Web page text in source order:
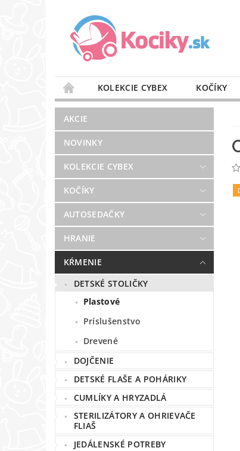
KOLEKCIE CYBEX KOČÍKY
STAROSTLIVOSŤ O VZDUCH
BLOG
PREDAJŇA KONTAKT
AKCIE
NOVINKY
KOLEKCIE CYBEX
KOČÍKY
AUTOSEDAČKY
HRANIE
KŔMENIE
DETSKÉ STOLIČKY
Plastové
Príslušenstvo
Drevené
DOJČENIE
DETSKÉ FLAŠE A POHÁRIKY
CUMLÍKY A HRYZADLÁ
STERILIZÁTORY A OHRIEVAČE
FLIAŠ
JEDÁLENSKÉ POTREBY